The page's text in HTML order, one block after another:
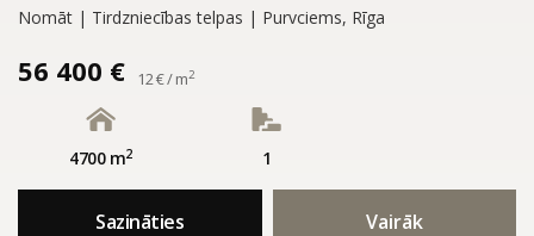
Nomāt | Tirdzniecības telpas | Purvciems, Rīga
56 400 € 12 € / m2
4700 m2 1
Sazināties Vairāk